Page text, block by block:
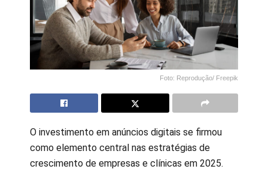
Foto: Reprodução/ Freepik
O investimento em anúncios digitais se firmou
como elemento central nas estratégias de
crescimento de empresas e clínicas em 2025.